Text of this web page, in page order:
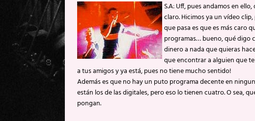
S.A: Uff, pues andamos en
claro. Hicimos ya un vídeo
que pasa es que es más caro
programas… bueno, qué digo
dinero a nada que quieras
que encontrar a alguien que
a tus amigos y ya está, pues no tiene mucho sentido!
Además es que no hay un puto programa decente en
están los de las digitales, pero eso lo tienen cuatro. O sea,
pongan.